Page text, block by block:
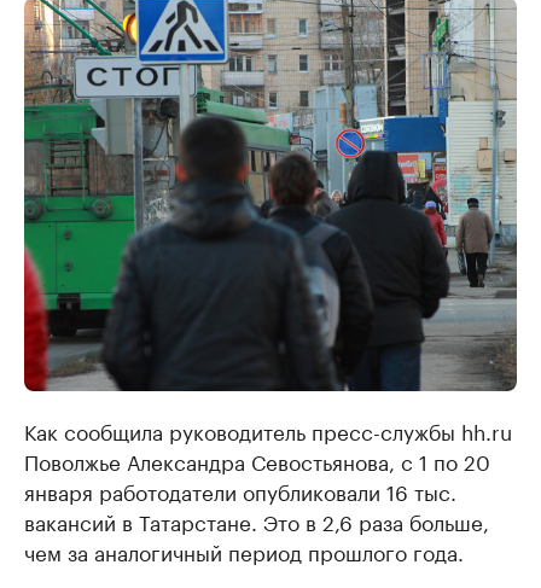
Как сообщила руководитель пресс-службы hh.ru
Поволжье Александра Севостьянова, с 1 по 20
января работодатели опубликовали 16 тыс.
вакансий в Татарстане. Это в 2,6 раза больше,
чем за аналогичный период прошлого года.